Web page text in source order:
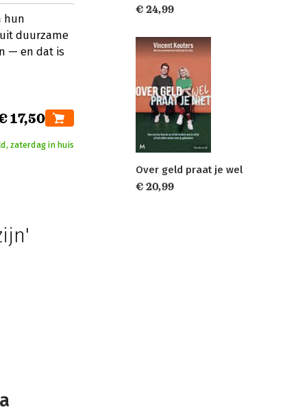
hun
duurzame
— en dat is
17,50
zaterdag in huis
€ 24,99
Over geld praat je wel
€ 20,99